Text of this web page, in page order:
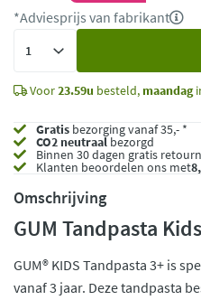
*Adviesprijs van fabrikant
Voor23.59u besteld, maandag
Gratis bezorging vanaf 35,- *
CO2 neutraalbezorgd
Binnen 30 dagen gratis
Klanten beoordelen ons met
Omschrijving
GUM Tandpasta
GUM® KIDS Tandpasta 3+ is
vanaf 3 jaar. Deze tandpasta